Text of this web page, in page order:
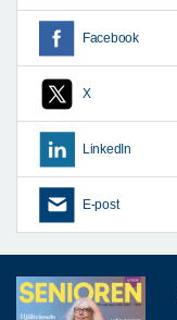
Facebook
X
LinkedIn
E-post